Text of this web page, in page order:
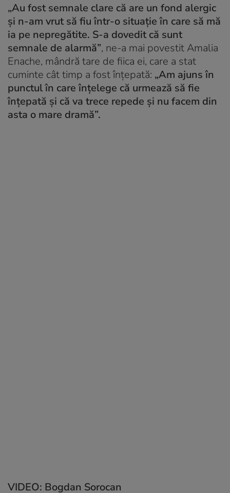
„Au fost semnale clare că are un fond alergic
și n-am vrut să fiu într-o situație în care să mă
ia pe nepregătite. S-a dovedit că sunt
semnale de alarmă”, ne-a mai povestit Amalia
Enache, mândră tare de fiica ei, care a stat
cuminte cât timp a fost înțepată: „Am ajuns în
punctul în care înțelege că urmează să fie
înțepată și că va trece repede și nu facem din
asta o mare dramă”.
VIDEO: Bogdan Sorocan